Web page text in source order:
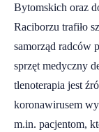
Bytomskich oraz
Raciborzu trafiło
samorząd radców
sprzęt medyczny
tlenoterapia jest
koronawirusem
m.in. pacjentom,